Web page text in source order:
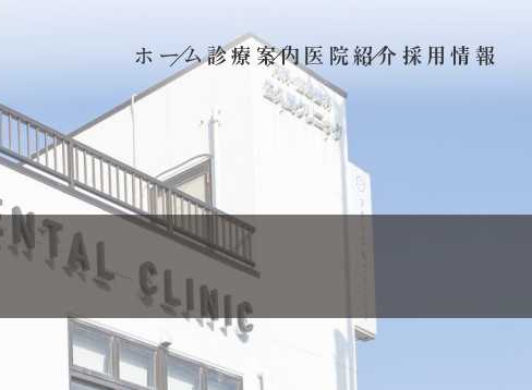
ホーム診療案内 医院紹介 採用情報